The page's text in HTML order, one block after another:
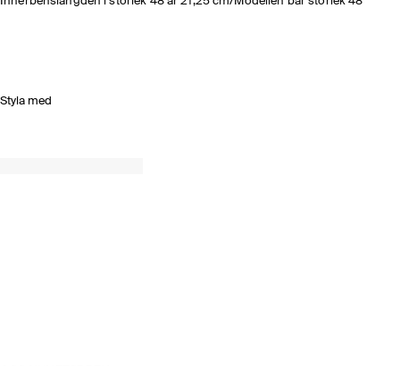
Styla med